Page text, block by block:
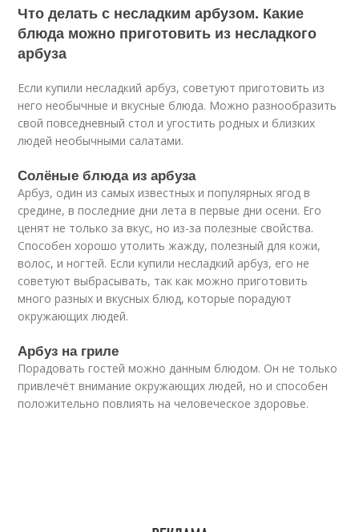
Что делать с несладким арбузом. Какие
блюда можно приготовить из несладкого
арбуза
Если купили несладкий арбуз, советуют приготовить из
него необычные и вкусные блюда. Можно разнообразить
свой повседневный стол и угостить родных и близких
людей необычными салатами.
Солёные блюда из арбуза
Арбуз, один из самых известных и популярных ягод в
средине, в последние дни лета в первые дни осени. Его
ценят не только за вкус, но из-за полезные свойства.
Способен хорошо утолить жажду, полезный для кожи,
волос, и ногтей. Если купили несладкий арбуз, его не
советуют выбрасывать, так как можно приготовить
много разных и вкусных блюд, которые порадуют
окружающих людей.
Арбуз на гриле
Порадовать гостей можно данным блюдом. Он не только
привлечёт внимание окружающих людей, но и способен
положительно повлиять на человеческое здоровье.